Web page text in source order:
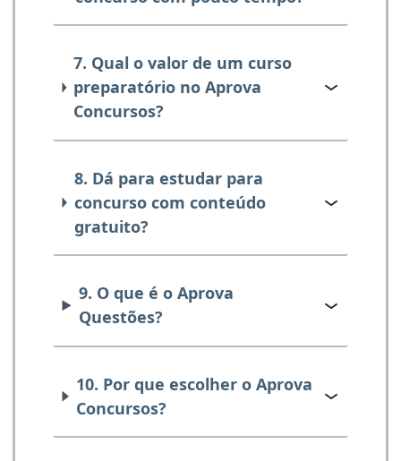
7. Qual o valor de um curso
preparatório no Aprova
Concursos?
8. Dá para estudar para
concurso com conteúdo
gratuito?
9. O que é o Aprova
Questões?
10. Por que escolher o Aprova
Concursos?